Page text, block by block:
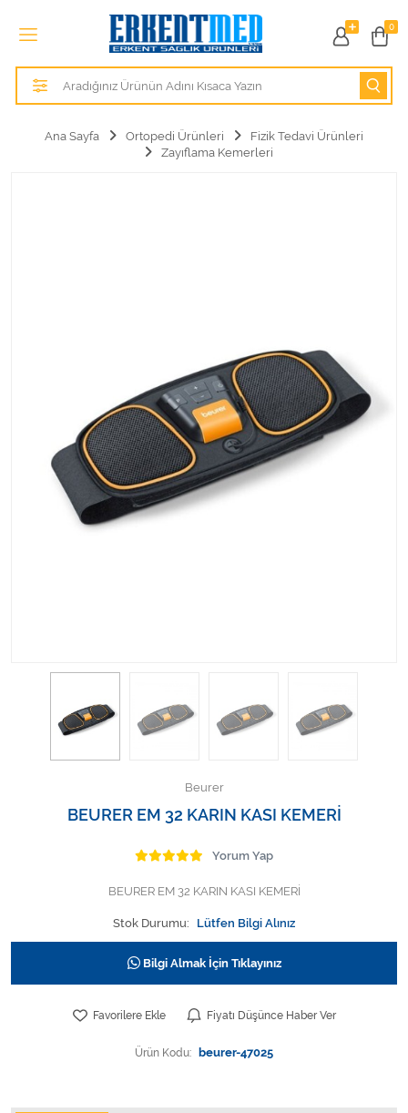
0
Tüm Kategoriler
Alezler
Anne ve Bebek Sağlığı
Kişisel Bakım ve Sağlık
Medikal Teksil
Ortopedi Ürünleri
Sarf Malzemeleri
Varis Çorapları
Ana Sayfa Ortopedi Ürünleri
Fizik Tedavi Ürünleri
Zayıflama Kemerleri
Beurer
BEURER EM 32 KARIN KASI KEMERİ
Yorum Yap
BEURER EM 32 KARIN KASI KEMERİ
Stok Durumu: Lütfen Bilgi Alınız
Bilgi Almak İçin Tıklayınız
Favorilere Ekle Fiyatı Düşünce Haber Ver
Ürün Kodu: beurer-47025